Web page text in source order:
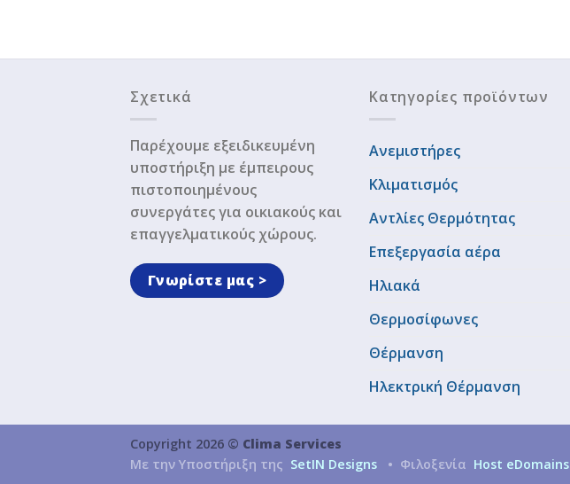
Σχετικά
Παρέχουμε εξειδικευμένη
υποστήριξη με έμπειρους
πιστοποιημένους
συνεργάτες για οικιακούς και
επαγγελματικούς χώρους.
Γνωρίστε μας >
Κατηγορίες προϊόντων
Ανεμιστήρες
Κλιματισμός
Αντλίες Θερμότητας
Επεξεργασία αέρα
Ηλιακά
Θερμοσίφωνες
Θέρμανση
Ηλεκτρική Θέρμανση
Copyright 2026 © Clima Services
Με την Υποστήριξη της SetIN Designs • Φιλοξενία Host eDomains